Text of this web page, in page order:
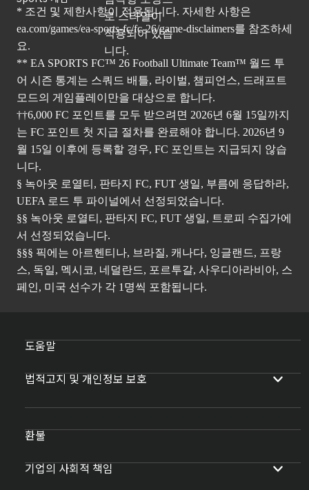
* 조건 및 제한사항이 적용됩니다. 자세한 사항은
ea.com/games/ea-sports-fc/fc-26/game-disclaimers를 참조하세
요.
** EA SPORTS FC™ 26 Football Ultimate Team™ 월드 투
어 시즌 통계는 스쿼드 배틀, 라이벌, 챔피언스, 드래프트
모드의 게임플레이만을 대상으로 합니다.
††6,000 FC 포인트를 모두 받으려면 2026년 6월 15일까지
는 FC 포인트 첫 지급 절차를 완료해야 합니다. 2026년 9
월 15일 이후에 등록할 경우, FC 포인트는 지급되지 않습
니다.
§ 녹아웃 로열티, 판타지 FC, FUT 생일, 부름에 응답하라,
UEFA 로드 투 파이널에서 선정되었습니다.
§§ 녹아웃 로열티, 판타지 FC, FUT 생일, 트로피 수집가에
서 선정되었습니다.
§§§ 픽에는 아르헨티나, 브라질, 캐나다, 잉글랜드, 프랑
스, 독일, 멕시코, 네덜란드, 포르투갈, 사우디아라비아, 스
페인, 미국 선수가 각 1명씩 포함됩니다.
도움말
법적고지 및 개인정보 보호
환불
기업의 사회적 책임